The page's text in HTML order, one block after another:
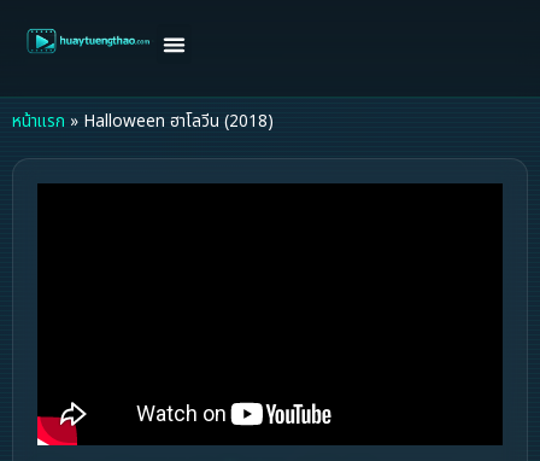
หน้าแรก » Halloween ฮาโลวีน (2018)